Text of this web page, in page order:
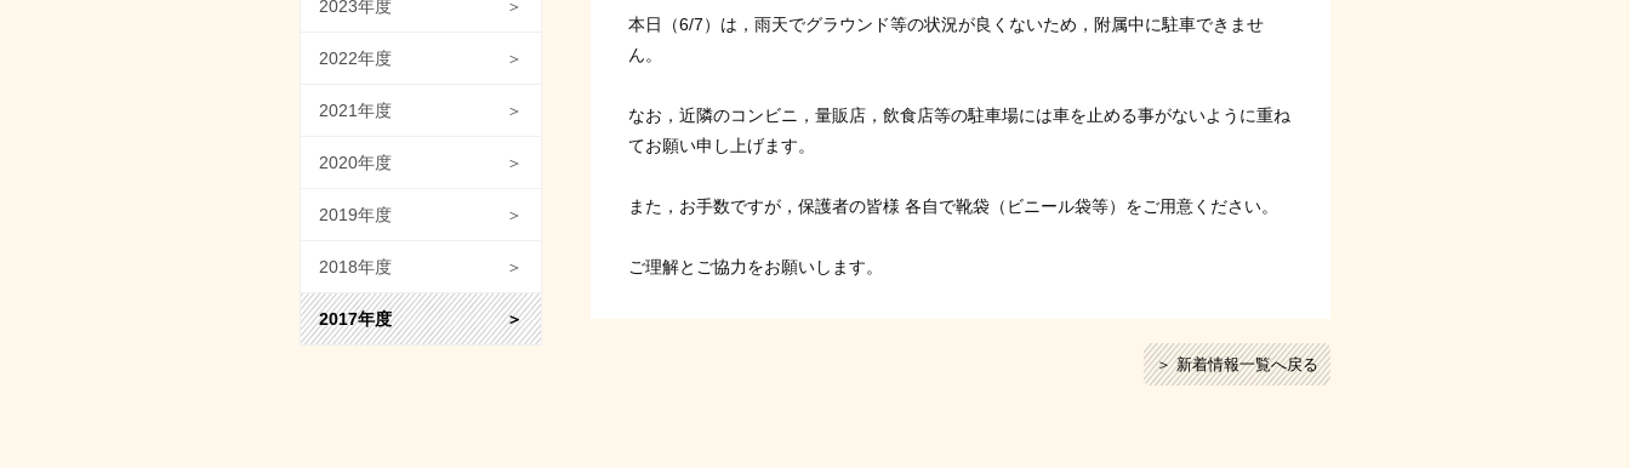
本日（6/7）は，雨天でグラウンド等の状況が良くないため，附属中に駐車できませ
ん。
なお，近隣のコンビニ，量販店，飲食店等の駐車場には車を止める事がないように重ね
てお願い申し上げます。
また，お手数ですが，保護者の皆様 各自で靴袋（ビニール袋等）をご用意ください。
ご理解とご協力をお願いします。
＞ 新着情報一覧へ戻る
2023年度 ＞
2022年度 ＞
2021年度 ＞
2020年度 ＞
2019年度 ＞
2018年度 ＞
2017年度 ＞